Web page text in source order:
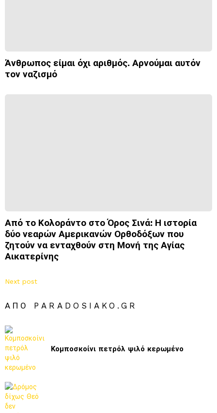
Άνθρωπος είμαι όχι αριθμός. Αρνούμαι αυτόν
τον ναζισμό
Από το Κολοράντο στο Όρος Σινά: Η ιστορία
δύο νεαρών Αμερικανών Ορθοδόξων που
ζητούν να ενταχθούν στη Μονή της Αγίας
Αικατερίνης
Next post
ΑΠΌ PARADOSIAKO.GR
Κομποσκοίνι πετρόλ ψιλό κερωμένο